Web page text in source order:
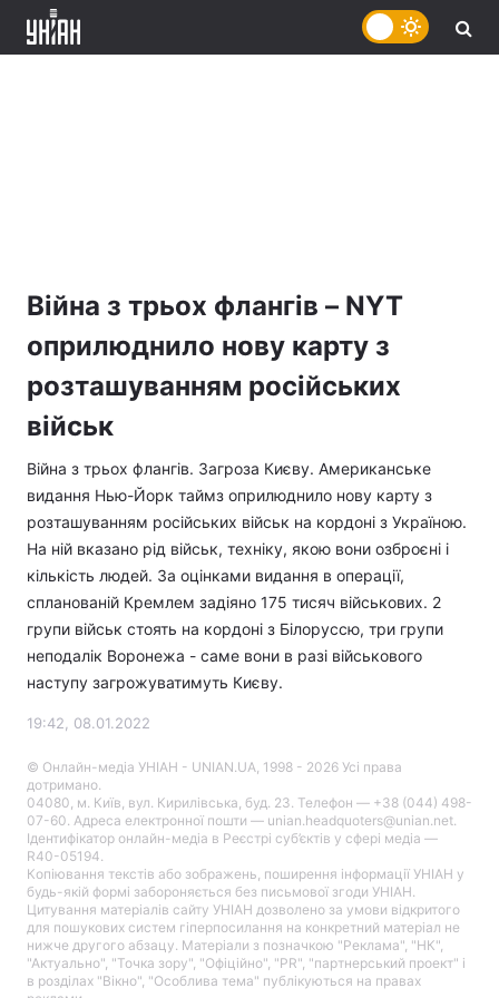
Війна з трьох флангів – NYT
оприлюднило нову карту з
розташуванням російських
військ
Війна з трьох флангів. Загроза Києву. Американське
видання Нью-Йорк таймз оприлюднило нову карту з
розташуванням російських військ на кордоні з Україною.
На ній вказано рід військ, техніку, якою вони озброєні і
кількість людей. За оцінками видання в операції,
спланованій Кремлем задіяно 175 тисяч військових. 2
групи військ стоять на кордоні з Білоруссю, три групи
неподалік Воронежа - саме вони в разі військового
наступу загрожуватимуть Києву.
19:42, 08.01.2022
© Онлайн-медіа УНІАН - UNIAN.UA, 1998 - 2026 Усі права
дотримано.
04080, м. Київ, вул. Кирилівська, буд. 23. Телефон — +38 (044) 498-
07-60. Адреса електронної пошти — unian.headquoters@unian.net.
Ідентифікатор онлайн-медіа в Реєстрі суб’єктів у сфері медіа —
R40-05194.
Копіювання текстів або зображень, поширення інформації УНІАН у
будь-якій формі забороняється без письмової згоди УНІАН.
Цитування матеріалів сайту УНІАН дозволено за умови відкритого
для пошукових систем гіперпосилання на конкретний матеріал не
нижче другого абзацу. Матеріали з позначкою "Реклама", "НК",
"Актуально", "Точка зору", "Офіційно", "PR", "партнерський проект" і
в розділах "Вікно", "Особлива тема" публікуються на правах